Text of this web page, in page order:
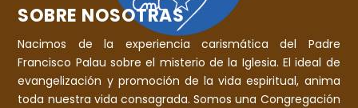
SOBRE NOSOTRAS
Nacimos de la experiencia carismática del Padre
Francisco Palau sobre el misterio de la Iglesia. El ideal de
evangelización y promoción de la vida espiritual, anima
toda nuestra vida consagrada. Somos una Congregación